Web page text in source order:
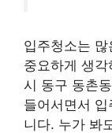
입주청소는
중요하게 생
시 동구 동촌
들어서면서
니다. 누가 봐